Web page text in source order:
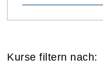
Kurse filtern nach: